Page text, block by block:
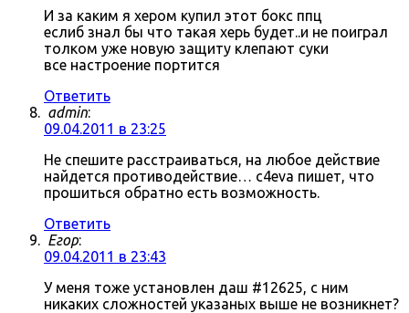
И за каким я хером купил этот бокс ппц
еслиб знал бы что такая херь будет..и не поиграл
толком уже новую защиту клепают суки
все настроение портится
Ответить
admin:
09.04.2011 в 23:25
Не спешите расстраиваться, на любое действие
найдется противодействие… c4eva пишет, что
прошиться обратно есть возможность.
Ответить
Егор:
09.04.2011 в 23:43
У меня тоже установлен даш #12625, с ним
никаких сложностей указаных выше не возникнет?